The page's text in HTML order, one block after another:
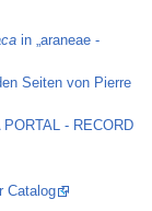
in „araneae -
Seiten von Pierre
- RECORD
Catalog